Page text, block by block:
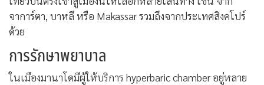
จาการ์ตา, บาหลี หรือ Makassar รวมถึงจากประเทศสิงคโปร์
ด้วย
การรักษาพยาบาล
ในเมืองมานาโดมีผู้ให้บริการ hyperbaric chamber อยู่หลาย